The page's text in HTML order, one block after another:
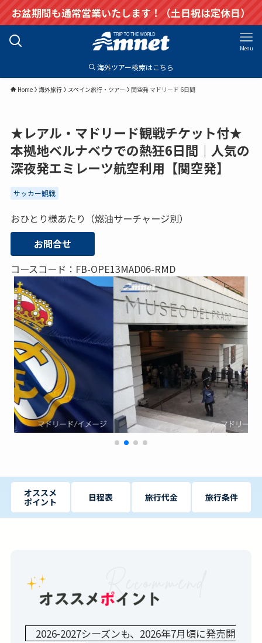
お盆期間も通常営業いたします！（土日祝は定休日）
Menu
海外ツアー検索はこちら
Home 海外旅行 スペイン旅行・ツアー 関空発 マドリード 6日間
★レアル・マドリード観戦チケット付★
本拠地ベルナベウでの熱狂6日間｜人気の
深夜発エミレーツ航空利用【関空発】
サッカー観戦
おひとり様あたり（燃油サーチャージ別）
お問合せ
コースコード：FB-OPE13MAD06-RMD
オススメ
ポイント
日程表 旅行代金 旅行条件
2026-2027シーズンも、2026年7月頃に発売開